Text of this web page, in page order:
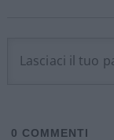
0 COMMENTI